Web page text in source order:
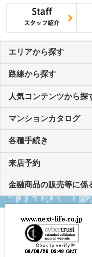
エリアから探す
路線から探す
人気コンテンツから探
マンションカタログ
各種手続き
来店予約
金融商品の販売等に係